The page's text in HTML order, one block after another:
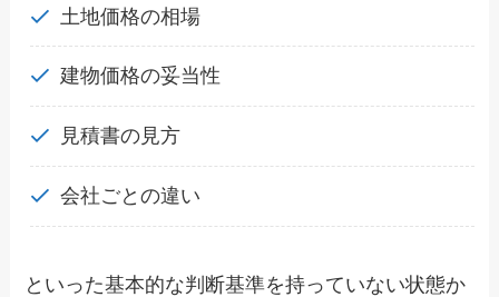
土地価格の相場
建物価格の妥当性
見積書の見方
会社ごとの違い
といった基本的な判断基準を持っていない状態か